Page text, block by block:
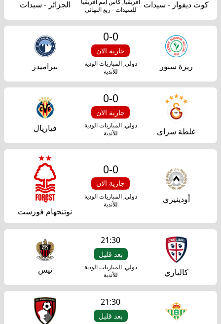
بث
مباشر
yallashoot
كوت ديفوار - سيدات أفريقيا, كأس أمم أفريقيا
للسيدات - ربع النهائي
الجزائر - سيدات
ريزة سبور
0
-
0
جارية الان
دولي, المباريات الودية
للأندية
بيراميدز
غلطة سراي
0
-
0
جارية الان
دولي, المباريات الودية
للأندية
فياريال
أودينيزي
0
-
0
جارية الان
دولي, المباريات الودية
للأندية
نوتنجهام فورست
كالياري
21:30
بعد قليل
دولي, المباريات الودية
للأندية
نيس
21:30
بعد قليل